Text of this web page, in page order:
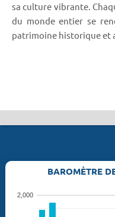
sa culture vibrante.
du monde entier se
patrimoine historique et
BAROMÈTRE
2,000